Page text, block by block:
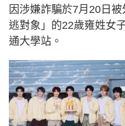
因涉嫌詐騙於7月20日
逃對象」的22歲雍姓女
通大學站。